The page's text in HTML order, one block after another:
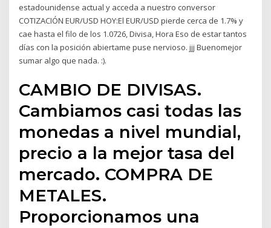
estadounidense actual y acceda a nuestro conversor
COTIZACIÓN EUR/USD HOY:El EUR/USD pierde cerca de 1.7% y
cae hasta el filo de los 1.0726, Divisa, Hora Eso de estar tantos
días con la posición abiertame puse nervioso. jjj Buenomejor
sumar algo que nada. :).
CAMBIO DE DIVISAS.
Cambiamos casi todas las
monedas a nivel mundial,
precio a la mejor tasa del
mercado. COMPRA DE
METALES.
Proporcionamos una